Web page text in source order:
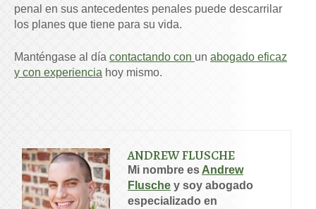
penal en sus antecedentes penales puede descarrilar
los planes que tiene para su vida.
Manténgase al día contactando con un abogado eficaz
y con experiencia hoy mismo.
ANDREW FLUSCHE
Mi nombre es Andrew
Flusche y soy abogado
especializado en